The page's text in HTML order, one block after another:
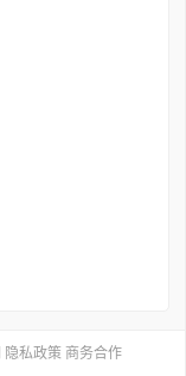
隐私政策 商务合作